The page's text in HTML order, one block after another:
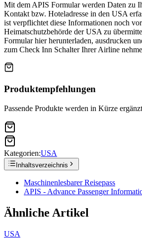
Mit dem APIS Formular werden Daten zu
Kontakt bzw. Hoteladresse in den USA
ist verpflichtet diese Informationen noch
Heimatschutzbehörde der USA zu
Formular hier herunterladen, ausdrucken
zum Check Inn Schalter Ihrer Airline
Produktempfehlungen
Passende Produkte werden in Kürze ergänzt
Kategorien:USA
Inhaltsverzeichnis
Maschinenlesbarer Reisepass
APIS - Advance Passenger
Ähnliche Artikel
USA